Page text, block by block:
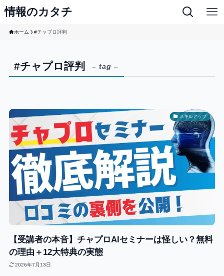
情報のカタチ
ホーム #チャプロ評判
#チャプロ評判 – tag –
スキルアップ
【受講者の本音】チャプロAIセミナーは怪しい？無料
の理由＋12大特典の実態
2026年7月13日